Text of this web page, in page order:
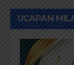
UCAPAN